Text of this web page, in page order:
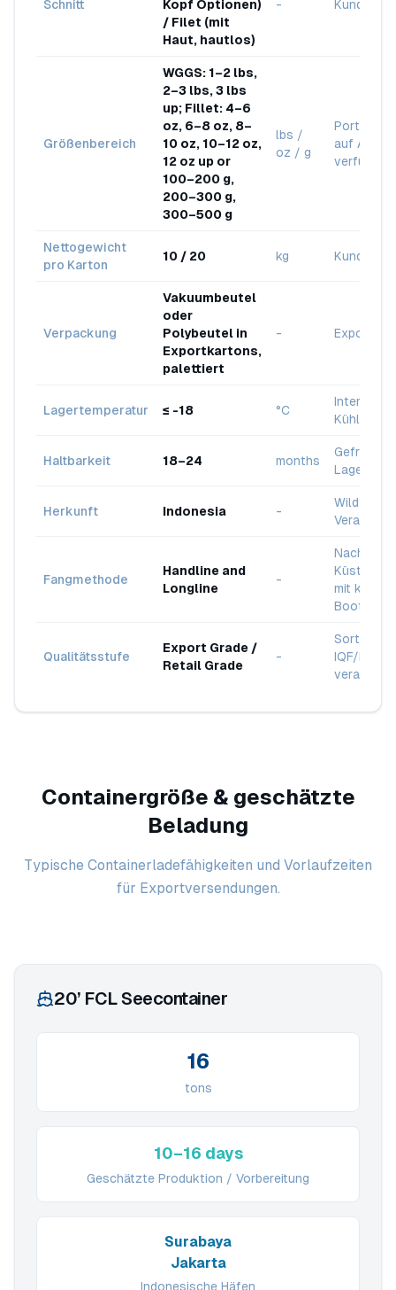
Schnitt
Kopf Optionen)
/ Filet (mit
Haut, hautlos)
-
Größenbereich
WGGS: 1–2 lbs,
2–3 lbs, 3 lbs
up; Fillet: 4–6
oz, 6–8 oz, 8–
10 oz, 10–12 oz,
12 oz up or
100–200 g,
200–300 g,
300–500 g
lbs /
oz / g
auf
verfügbar
Nettogewicht
pro Karton
10 / 20 kg
Verpackung
Vakuumbeutel
oder
Polybeutel in
Exportkartons,
palettiert
-
Lagertemperatur ≤ -18 °C
Kühlkette
Haltbarkeit 18–24 months
Gefrorene
Lagerung
Herkunft Indonesia -
Wildfang
Fangmethode
Handline and
Longline
-
mit kleinen
Booten
Qualitätsstufe
Export Grade /
Retail Grade
-
Sortiert
IQF/IVP
Containergröße & geschätzte
Beladung
Typische Containerladefähigkeiten und Vorlaufzeiten
für Exportversendungen.
20’ FCL Seecontainer
16
tons
10–16 days
Geschätzte Produktion / Vorbereitung
Surabaya
Jakarta
Indonesische Häfen